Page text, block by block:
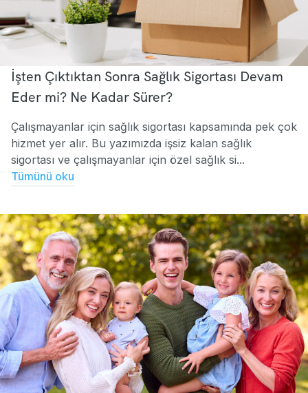
İşten Çıktıktan Sonra Sağlık Sigortası Devam
Eder mi? Ne Kadar Sürer?
Çalışmayanlar için sağlık sigortası kapsamında pek çok
hizmet yer alır. Bu yazımızda işsiz kalan sağlık
sigortası ve çalışmayanlar için özel sağlık si...
Tümünü oku